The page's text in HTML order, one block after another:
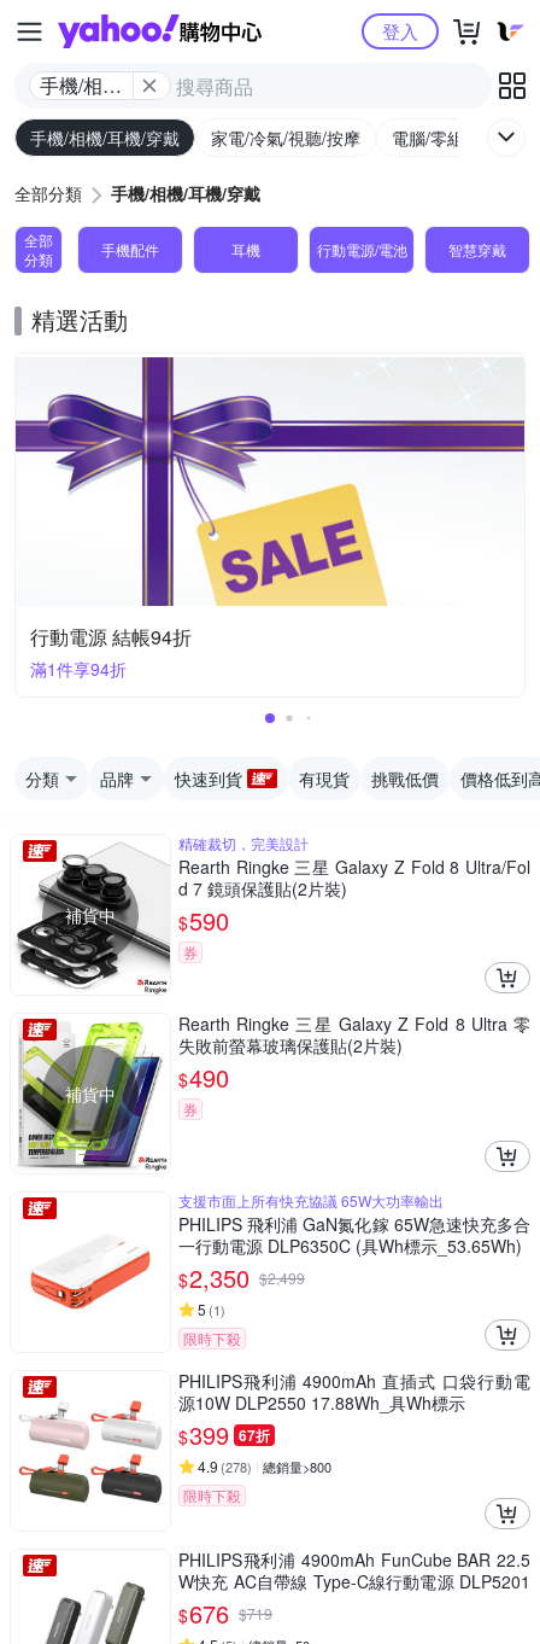
Yahoo購物中心
手機/相機/
耳機/穿戴
登入
手機/相機/耳機/穿戴 家電/冷氣/視聽/按摩 電腦/零組件/週邊/
全部分類 手機/相機/耳機/穿戴
全部
分類
手機配件 耳機 行動電源/電池 智慧穿戴
精選活動
行動電源 結帳94折
滿1件享94折
分類 品牌 快速到貨 有現貨 挑戰低價 價格低到
補貨中
精確裁切，完美設計
Rearth Ringke 三星 Galaxy Z Fold 8 Ultra/Fol
d 7 鏡頭保護貼(2片裝)
$590
券
補貨中
Rearth Ringke 三星 Galaxy Z Fold 8 Ultra 零
失敗前螢幕玻璃保護貼(2片裝)
$490
券
支援市面上所有快充協議 65W大功率輸出
PHILIPS 飛利浦 GaN氮化鎵 65W急速快充多合
一行動電源 DLP6350C (具Wh標示_53.65Wh)
$2,350 $2,499
5 (1)
限時下殺
PHILIPS飛利浦 4900mAh 直插式 口袋行動電
源10W DLP2550 17.88Wh_具Wh標示
$399 67折
4.9 (278) 總銷量>800
限時下殺
PHILIPS飛利浦 4900mAh FunCube BAR 22.5
W快充 AC自帶線 Type-C線行動電源 DLP5201
C 17.88Wh_具Wh標示
$676 $719